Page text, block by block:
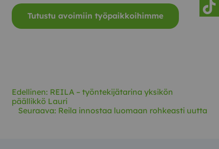
Tutustu avoimiin työpaikkoihimme
Edellinen: REILA – työntekijätarina yksikön
päällikkö Lauri
Seuraava: Reila innostaa luomaan rohkeasti uutta